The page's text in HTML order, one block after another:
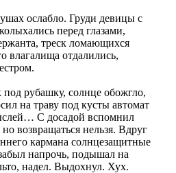
ослабло. Груди девицы с
перед глазами,
треск ломающихся
влагалища отдалились,
под рубашку, солнце обожгло,
на траву под кусты автомат
С досадой вспомнил
возвращаться нельзя. Вдруг
кармана солнцезащитные
напрочь, подышал на
надел. Выдохнул. Хух.